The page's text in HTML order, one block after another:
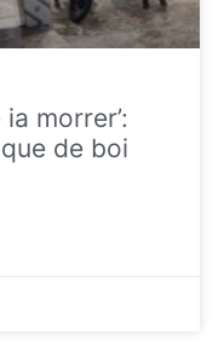
morrer’:
de boi